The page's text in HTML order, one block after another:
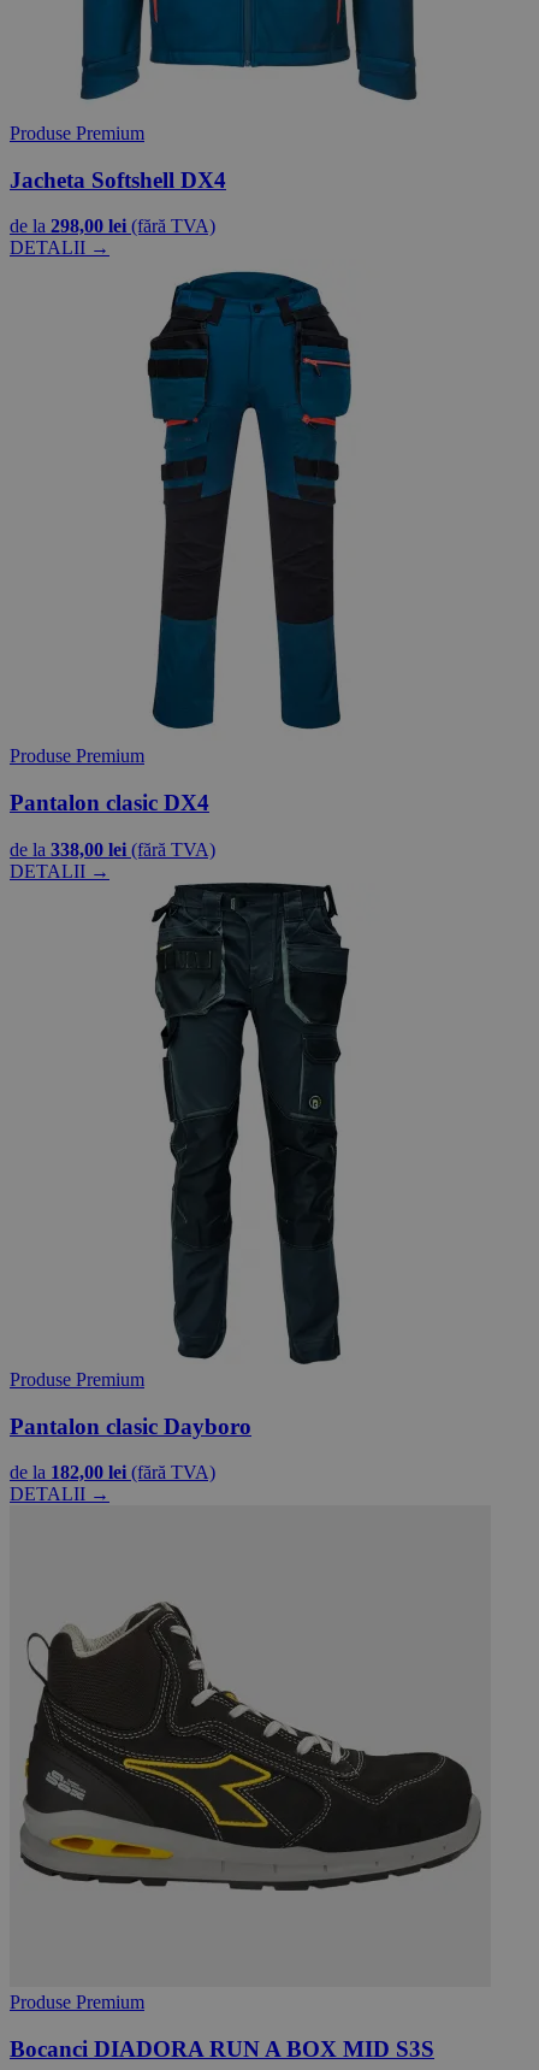
Produse Premium
Jacheta Softshell DX4
de la 298,00 lei (fără TVA)
DETALII →
Produse Premium
Pantalon clasic DX4
de la 338,00 lei (fără TVA)
DETALII →
Produse Premium
Pantalon clasic Dayboro
de la 182,00 lei (fără TVA)
DETALII →
Produse Premium
Bocanci DIADORA RUN A BOX MID S3S